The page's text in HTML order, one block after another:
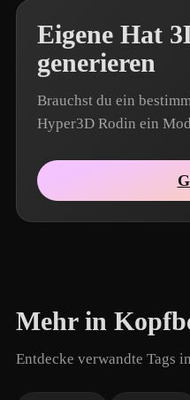
Eigene Hat
generieren
Brauchst du ein
Hyper3D Rodin ein
Mehr in
Entdecke verwandte Tags